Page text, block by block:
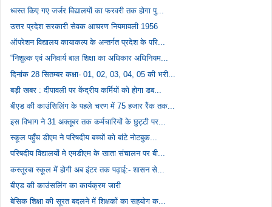
ध्वस्त किए गए जर्जर विद्यालयों का फरवरी तक होगा पु...
उत्तर प्रदेश सरकारी सेवक आचरण नियमावली 1956
ऑपरेशन विद्यालय कायाकल्प के अन्तर्गत प्रदेश के परि...
“निशुल्क एवं अनिवार्य बाल शिक्षा का अधिकार अधिनियम...
दिनांक 28 सितम्बर कक्षा- 01, 02, 03, 04, 05 की भरी...
बड़ी खबर : दीपावली पर केंद्रीय कर्मियों को होगा डब...
बीएड की काउंसिलिंग के पहले चरण में 75 हजार रैंक तक...
इस विभाग ने 31 अक्तूबर तक कर्मचारियों के छुट्टी पर...
स्कूल पहुँच डीएम ने परिषदीय बच्चों को बांटे नोटबुक...
परिषदीय विद्यालयों मे एमडीएम के खाता संचालन पर बी...
कस्तूरबा स्कूल में होगी अब इंटर तक पढ़ाई:- शासन से...
बीएड की काउंसलिंग का कार्यक्रम जारी
बेसिक शिक्षा की सूरत बदलने में शिक्षकों का सहयोग क...